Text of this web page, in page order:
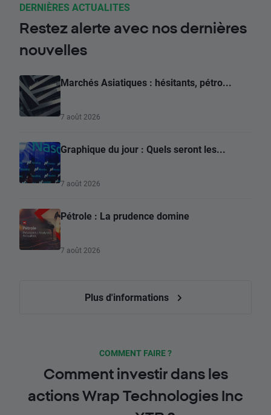
DERNIÈRES ACTUALITES
Restez alerte avec nos dernières
nouvelles
Marchés Asiatiques : hésitants, pétro...
7 août 2026
Graphique du jour : Quels seront les...
7 août 2026
Pétrole : La prudence domine
7 août 2026
Plus d'informations
COMMENT FAIRE ?
Comment investir dans les
actions Wrap Technologies Inc